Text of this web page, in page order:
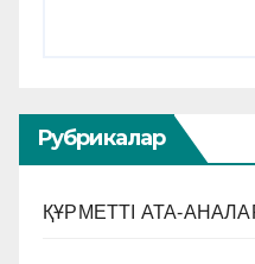
Рубрикалар
ҚҰРМЕТТІ АТА-